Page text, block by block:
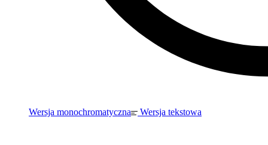
Wersja monochromatyczna Wersja tekstowa